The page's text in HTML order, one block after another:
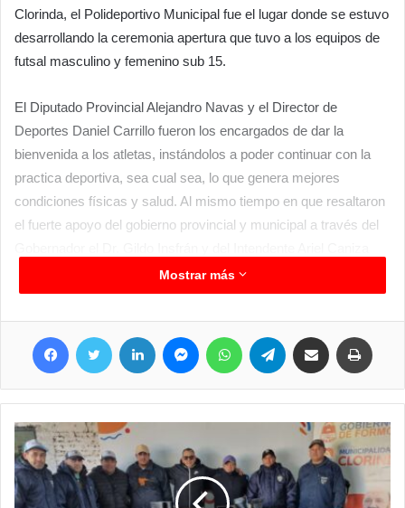
Clorinda, el Polideportivo Municipal fue el lugar donde se estuvo
desarrollando la ceremonia apertura que tuvo a los equipos de
futsal masculino y femenino sub 15.
El Diputado Provincial Alejandro Navas y el Director de
Deportes Daniel Carrillo fueron los encargados de dar la
bienvenida a los atletas, instándolos a poder continuar con la
practica deportiva, sea cual sea, lo que genera mejores
condiciones físicas y salud. Al mismo tiempo en que resaltaron
el fuerte apoyo del gobierno provincial y municipal a través del
para fomentar el deporte.Mostrar más